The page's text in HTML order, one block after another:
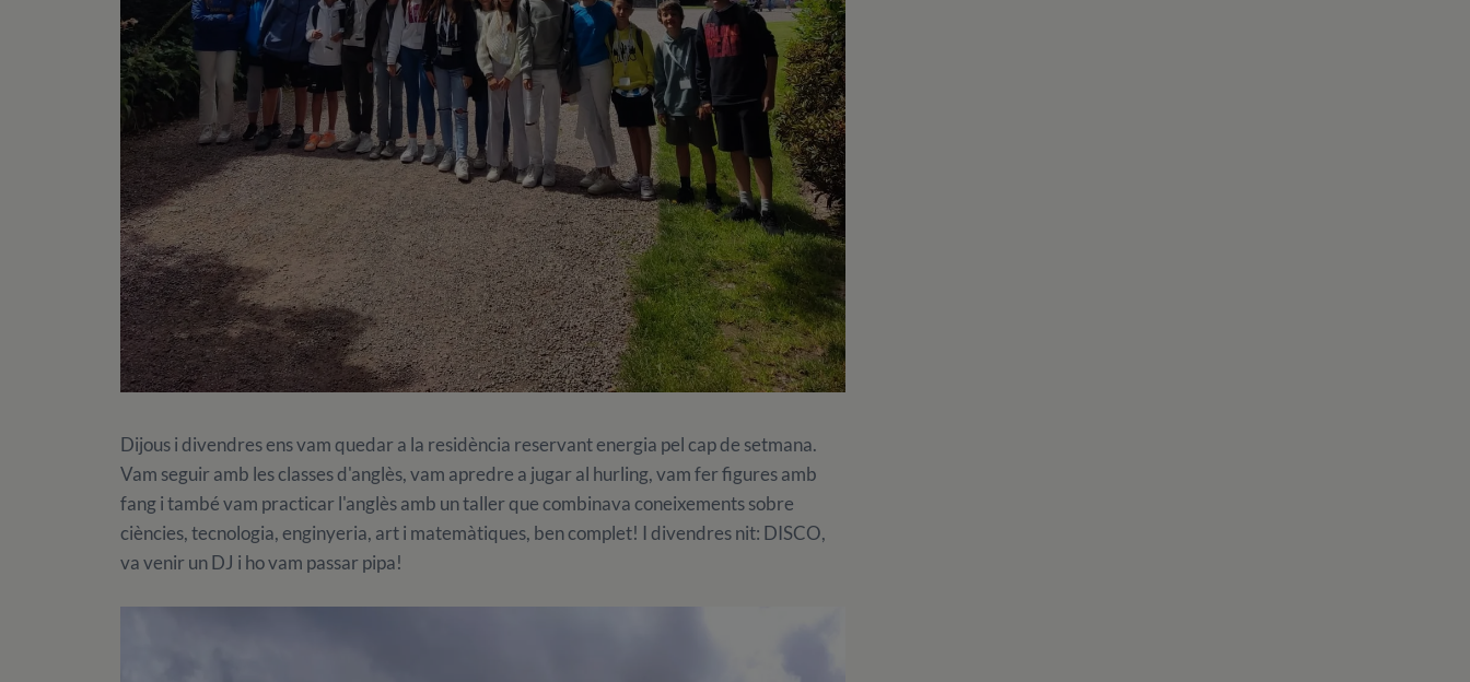
Dijous i divendres ens vam quedar a la residència reservant energia pel cap de setmana.
Vam seguir amb les classes d'anglès, vam apredre a jugar al hurling, vam fer figures amb
fang i també vam practicar l'anglès amb un taller que combinava coneixements sobre
ciències, tecnologia, enginyeria, art i matemàtiques, ben complet! I divendres nit: DISCO,
va venir un DJ i ho vam passar pipa!